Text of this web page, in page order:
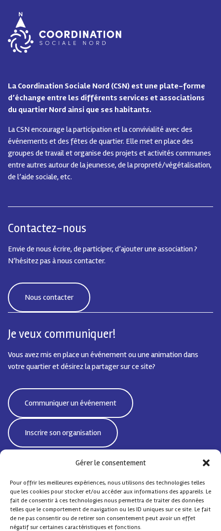
Gérer le consentement
Pour offrir les meilleures expériences, nous utilisons des technologies telles
que les cookies pour stocker et/ou accéder aux informations des appareils. Le
fait de consentir à ces technologies nous permettra de traiter des données
telles que le comportement de navigation ou les ID uniques sur ce site. Le fait
de ne pas consentir ou de retirer son consentement peut avoir un effet
négatif sur certaines caractéristiques et fonctions.
La Coordination Sociale Nord (CSN) est une plate-forme
d’échange entre les différents services et associations
du quartier Nord ainsi que ses habitants.
La CSN encourage la participation et la convivialité avec des
événements et des fêtes de quartier. Elle met en place des
groupes de travail et organise des projets et activités communes
entre autres autour de la jeunesse, de la propreté/végétalisation,
de l’aide sociale, etc.
Contactez-nous
Envie de nous écrire, de participer, d’ajouter une association ?
N’hésitez pas à nous contacter.
Nous contacter
Je veux communiquer!
Vous avez mis en place un événement ou une animation dans
votre quartier et désirez la partager sur ce site?
Communiquer un événement
Inscrire son organisation
Bd Emile Jacqmain 95 | 1000 Bruxelles - Belgique
CoordiSocialeBxlNord@protonmail.com